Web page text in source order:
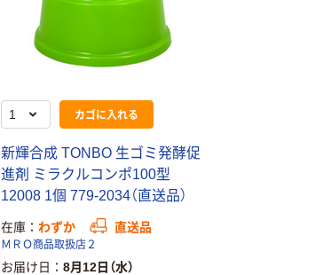
カゴに入れる
新輝合成 TONBO 生ゴミ発酵促
進剤 ミラクルコンポ100型
12008 1個 779-2034（直送品）
在庫 わずか 直送品
ＭＲＯ商品取扱店２
お届け日 8月12日（水）